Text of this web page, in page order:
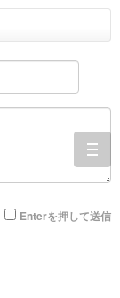
Enterを押して送信